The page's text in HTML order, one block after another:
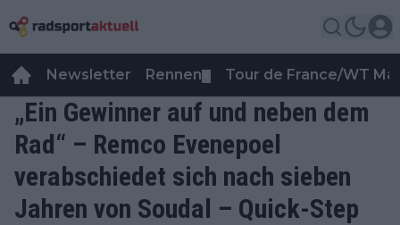
Newsletter Rennen Tour de France/WT
„Ein Gewinner auf und neben dem
Rad“ – Remco Evenepoel
verabschiedet sich nach sieben
Jahren von Soudal – Quick-Step